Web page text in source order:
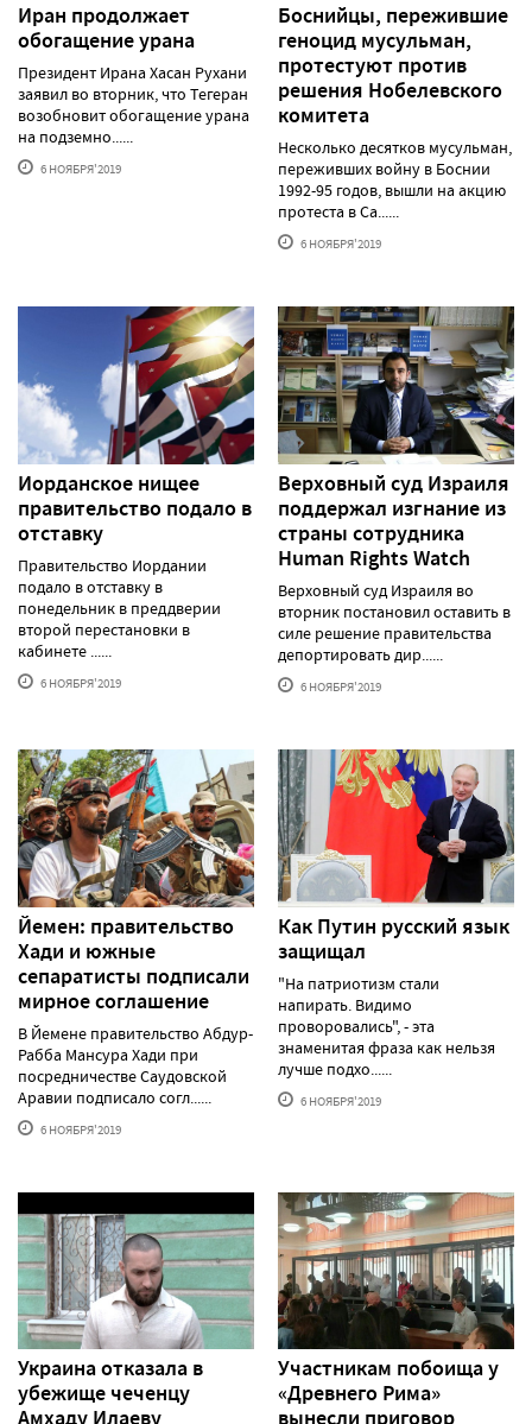
Иран продолжает
обогащение урана
Президент Ирана Хасан Рухани
заявил во вторник, что Тегеран
возобновит обогащение урана
на подземно......
6 НОЯБРЯ'2019
Боснийцы, пережившие
геноцид мусульман,
протестуют против
решения Нобелевского
комитета
Несколько десятков мусульман,
переживших войну в Боснии
1992-95 годов, вышли на акцию
протеста в Са......
6 НОЯБРЯ'2019
Иорданское нищее
правительство подало в
отставку
Правительство Иордании
подало в отставку в
понедельник в преддверии
второй перестановки в
кабинете ......
6 НОЯБРЯ'2019
Верховный суд Израиля
поддержал изгнание из
страны сотрудника
Human Rights Watch
Верховный суд Израиля во
вторник постановил оставить в
силе решение правительства
депортировать дир......
6 НОЯБРЯ'2019
Йемен: правительство
Хади и южные
сепаратисты подписали
мирное соглашение
В Йемене правительство Абдур-
Рабба Мансура Хади при
посредничестве Саудовской
Аравии подписало согл......
6 НОЯБРЯ'2019
Как Путин русский язык
защищал
"На патриотизм стали
напирать. Видимо
проворовались", - эта
знаменитая фраза как нельзя
лучше подхо......
6 НОЯБРЯ'2019
Украина отказала в
убежище чеченцу
Амхаду Илаеву
Участникам побоища у
«Древнего Рима»
вынесли приговор